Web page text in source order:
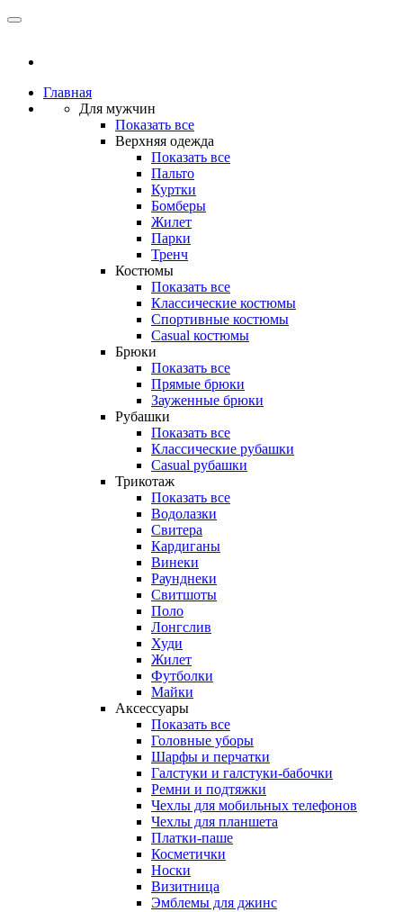
Главная
Для мужчин
Показать все
Верхняя одежда
Показать все
Пальто
Куртки
Бомберы
Жилет
Парки
Тренч
Костюмы
Показать все
Классические костюмы
Спортивные костюмы
Casual костюмы
Брюки
Показать все
Прямые брюки
Зауженные брюки
Рубашки
Показать все
Классические рубашки
Casual рубашки
Трикотаж
Показать все
Водолазки
Свитера
Кардиганы
Винеки
Раунднеки
Свитшоты
Поло
Лонгслив
Худи
Жилет
Футболки
Майки
Аксессуары
Показать все
Головные уборы
Шарфы и перчатки
Галстуки и галстуки-бабочки
Ремни и подтяжки
Чехлы для мобильных телефонов
Чехлы для планшета
Платки-паше
Косметички
Носки
Визитница
Эмблемы для джинс